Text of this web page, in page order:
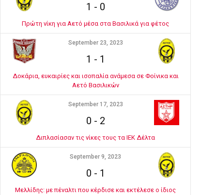
1 - 0
Πρώτη νίκη για Αετό μέσα στα Βασιλικά για φέτος
September 23, 2023
1 - 1
Δοκάρια, ευκαιρίες και ισοπαλία ανάμεσα σε Φοίνικα και
Αετό Βασιλικών
September 17, 2023
0 - 2
Διπλασίασαν τις νίκες τους τα ΙΕΚ Δέλτα
September 9, 2023
0 - 1
Μελλίδης: με πέναλτι που κέρδισε και εκτέλεσε ο ίδιος